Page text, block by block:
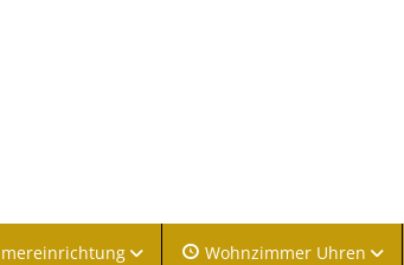
Wohnzimmer Uhren